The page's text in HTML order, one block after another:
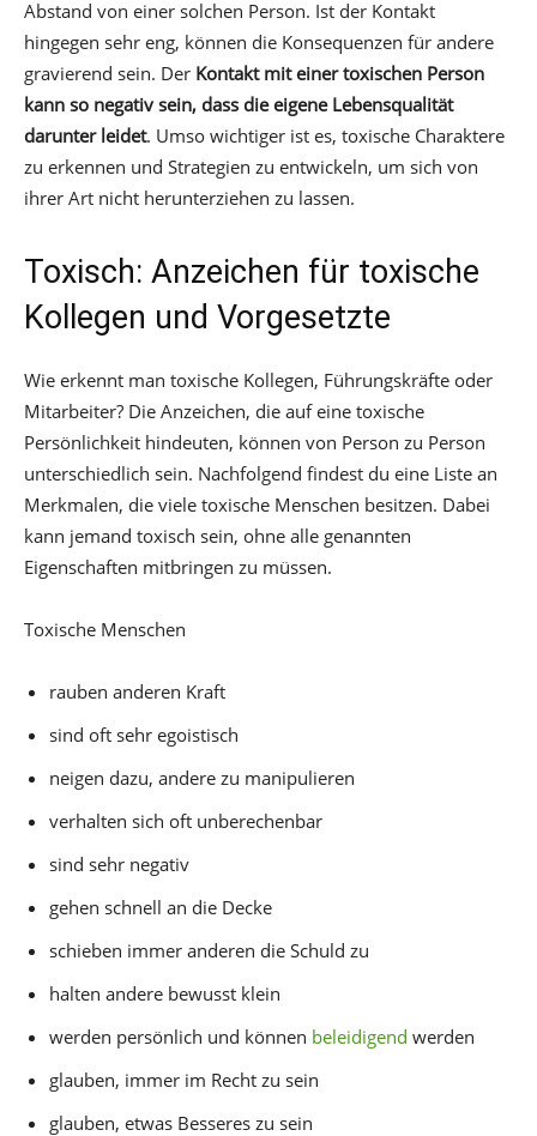
Abstand von einer solchen Person. Ist der Kontakt
hingegen sehr eng, können die Konsequenzen für andere
gravierend sein. Der Kontakt mit einer toxischen Person
kann so negativ sein, dass die eigene Lebensqualität
darunter leidet. Umso wichtiger ist es, toxische Charaktere
zu erkennen und Strategien zu entwickeln, um sich von
ihrer Art nicht herunterziehen zu lassen.
Toxisch: Anzeichen für toxische
Kollegen und Vorgesetzte
Wie erkennt man toxische Kollegen, Führungskräfte oder
Mitarbeiter? Die Anzeichen, die auf eine toxische
Persönlichkeit hindeuten, können von Person zu Person
unterschiedlich sein. Nachfolgend findest du eine Liste an
Merkmalen, die viele toxische Menschen besitzen. Dabei
kann jemand toxisch sein, ohne alle genannten
Eigenschaften mitbringen zu müssen.
Toxische Menschen
rauben anderen Kraft
sind oft sehr egoistisch
neigen dazu, andere zu manipulieren
verhalten sich oft unberechenbar
sind sehr negativ
gehen schnell an die Decke
schieben immer anderen die Schuld zu
halten andere bewusst klein
werden persönlich und können beleidigend werden
glauben, immer im Recht zu sein
glauben, etwas Besseres zu sein